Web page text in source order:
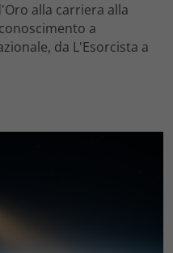
alla carriera alla
a
da L'Esorcista a